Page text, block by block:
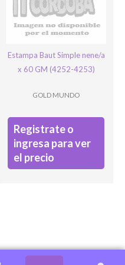
Estampa Baut Simple nene/a
x 60 GM (4252-4253)
GOLD MUNDO
Registrate o
ingresa para ver
el precio